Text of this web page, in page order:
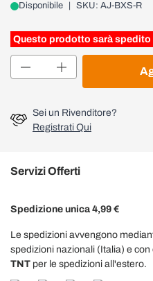
Disponibile SKU: AJ-BXS-R
Questo prodotto sarà
Sei un Rivenditore?
Registrati Qui
Servizi Offerti
Spedizione unica 4,99 €
Le spedizioni avvengono
spedizioni nazionali (Italia) e
TNT per le spedizioni all'estero.